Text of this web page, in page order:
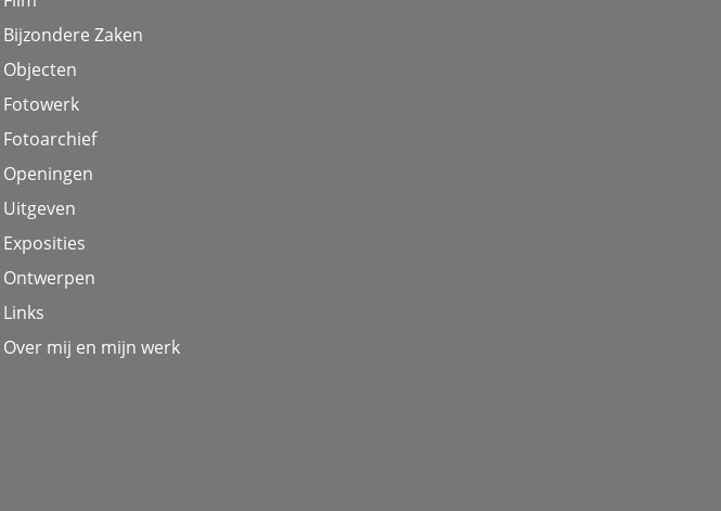
Bijzondere Zaken
Objecten
Fotowerk
Fotoarchief
Openingen
Uitgeven
Exposities
Ontwerpen
Links
Over mij en mijn werk